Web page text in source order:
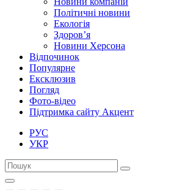
Політичні новини
Екологія
Здоров’я
Новини Херсона
Відпочинок
Популярне
Ексклюзив
Погляд
Фото-відео
Підтримка сайту Акцент
РУС
УКР